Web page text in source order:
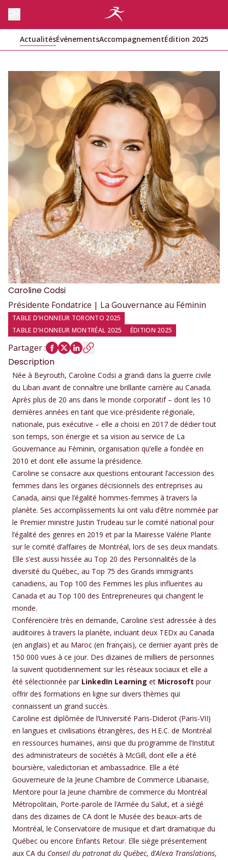
ActualitésÉvénementsAccompagnementÉdition 2025
CarolineCodsi
Présidente Fondatrice | La Gouvernance au Féminin
TABLE D'HONNEUR TORONTO 2025
TABLE D'HONNEUR MONTRÉAL 2025
ÉDITION 2025
Partager:
Description
Née à Beyrouth, Caroline Codsi a grandi dans la guerre civile
du Liban avant de connaître une brillante carrière au Canada.
Après plus de 20 ans dans le monde corporatif – dont les 10
dernières années en tant que vice-présidente régionale,
nationale, puis exécutive – elle a choisi en 2017 de dédier tout
son temps, son énergie et sa vision au service de La
Gouvernance au Féminin, organisation qu’elle a fondée en
2010 et dont elle assume la présidence.
Caroline se consacre aux questions entourant l’accession des
femmes dans les organes décisionnels des entreprises au
Canada, ainsi que l’égalité hommes-femmes à travers la
planète. Ses accomplissements lui ont valu d’être nommée par
le Premier ministre Justin Trudeau sur le comité national pour
l’égalité des genres en 2019 et par la Mairesse Valérie Plante
sur le comité d’affaires de Montréal, lors de ses deux mandats.
Elle s’est aussi hissée au Top 20 des Personnalités de la
diversité du Québec, au Top 75 des Grands immigrants
canadiens, au Top 100 des Femmes les plus influentes au
Canada et au Top 100 des Entrepreneures qui changent le
monde.
Conférencière très en demande, Caroline s’est adressée à des
auditoires à travers la planète, incluant deux TEDx au Canada
(en anglais) et au Maroc (en français), ce dernier ayant près de
150 000 vues à ce jour. Des dizaines de milliers de personnes
la suivent quotidiennement sur les réseaux sociaux et elle a
été sélectionnée par LinkedIn Learning et Microsoft pour
offrir des formations en ligne sur divers thèmes qui
connaissent un grand succès.
Caroline est diplômée de l’Université Paris-Diderot (Paris-VII)
en langues et civilisations étrangères, des H.E.C. de Montréal
en ressources humaines, ainsi que du programme de l’Institut
des administrateurs de sociétés à McGill, dont elle a été
boursière, valedictorian et ambassadrice. Elle a été
Gouverneure de la Jeune Chambre de Commerce Libanaise,
Mentore pour la Jeune chambre de commerce du Montréal
Métropolitain, Porte-parole de l’Armée du Salut, et a siégé
dans des dizaines de CA dont le Musée des beaux-arts de
Montréal, le Conservatoire de musique et d’art dramatique du
Québec ou encore Enfants Retour. Elle siège présentement
aux CA du Conseil du patronat du Québec, d’Alexa Translations,